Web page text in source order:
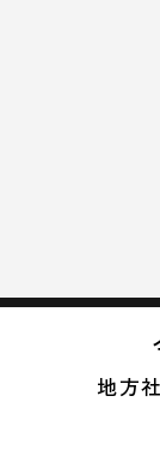
地方